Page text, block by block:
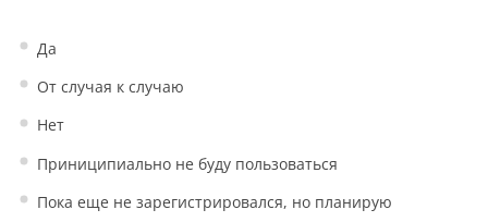
Да
От случая к случаю
Нет
Приниципиально не буду пользоваться
Пока еще не зарегистрировался, но планирую